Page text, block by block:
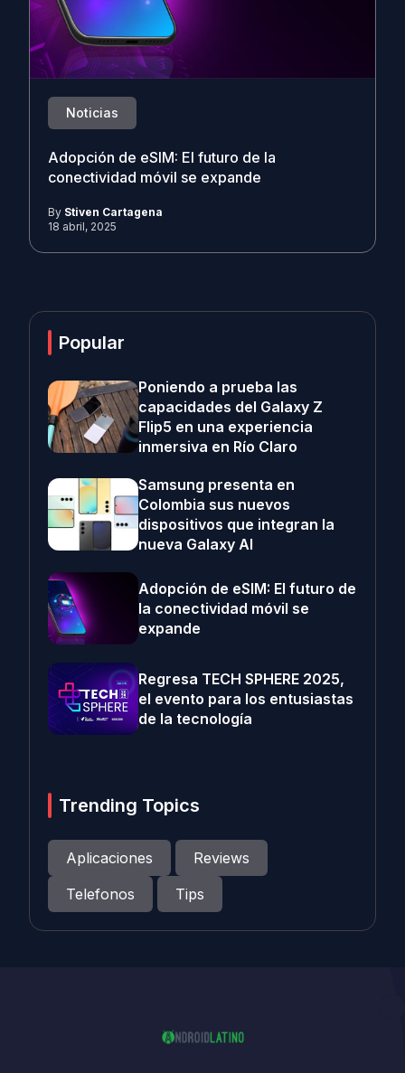
Noticias
Adopción de eSIM: El futuro de la
conectividad móvil se expande
By Stiven Cartagena
18 abril, 2025
Popular
Poniendo a prueba las
capacidades del Galaxy Z
Flip5 en una experiencia
inmersiva en Río Claro
Samsung presenta en
Colombia sus nuevos
dispositivos que integran la
nueva Galaxy AI
Adopción de eSIM: El futuro de
la conectividad móvil se
expande
Regresa TECH SPHERE 2025,
el evento para los entusiastas
de la tecnología
Trending Topics
Aplicaciones
Reviews
Telefonos
Tips